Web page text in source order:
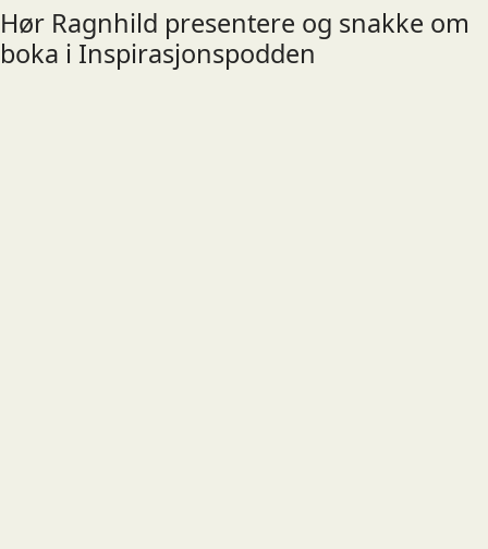
Hør Ragnhild presentere og snakke om
boka i Inspirasjonspodden